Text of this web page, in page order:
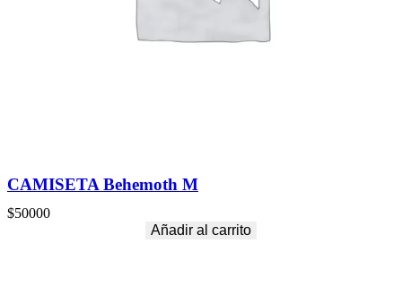
CAMISETA Behemoth M
$50000
Añadir al carrito